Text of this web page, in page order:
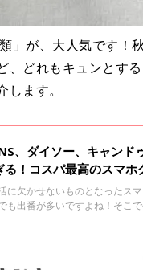
」が、大人気です！
、どれもキュンとす
ます。
、ダイソー、キャンド
る！コスパ最高のスマホ
に欠かせないものとなったス
も出番が多いですよね！そこ